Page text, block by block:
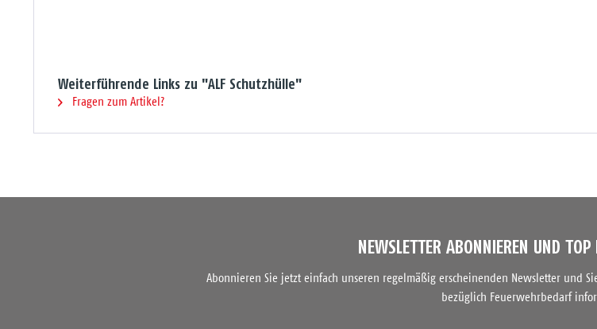
Weiterführende Links zu "ALF Schutzhülle"
Fragen zum Artikel?
NEWSLETTER ABONNIEREN UND
Abonnieren Sie jetzt einfach unseren regelmäßig erscheinenden Newsletter und
bezüglich Feuerwehrbedarf